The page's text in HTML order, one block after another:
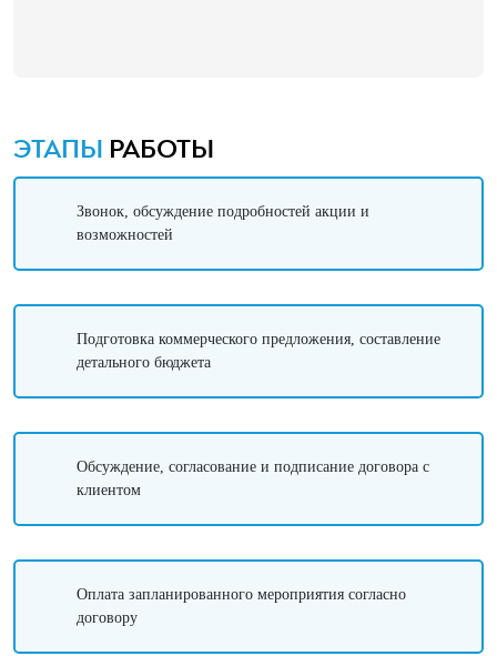
ЭТАПЫ РАБОТЫ
Звонок, обсуждение подробностей акции и
возможностей
Подготовка коммерческого предложения, составление
детального бюджета
Обсуждение, согласование и подписание договора с
клиентом
Оплата запланированного мероприятия согласно
договору